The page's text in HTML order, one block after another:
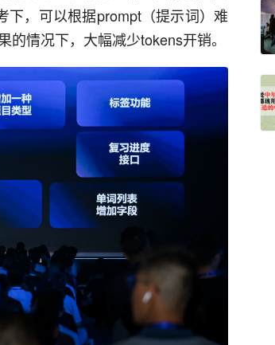
下，可以根据prompt（提示词）难
情况下，大幅减少tokens开销。